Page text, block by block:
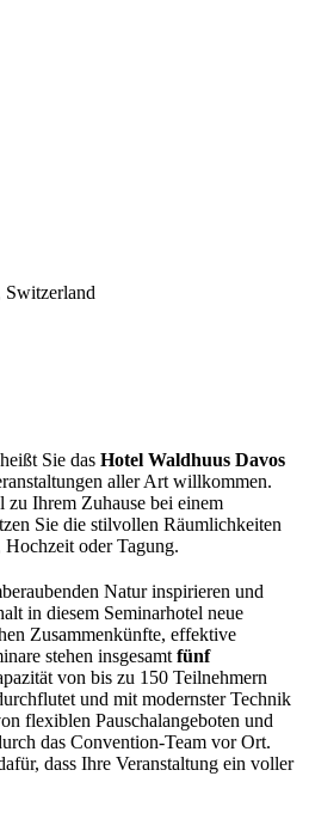
Switzerland
Sie das Hotel Waldhuus Davos
aller Art willkommen.
zu Ihrem Zuhause bei einem
Sie die stilvollen Räumlichkeiten
oder Tagung.
Natur inspirieren und
in diesem Seminarhotel neue
Zusammenkünfte, effektive
stehen insgesamt fünf
von bis zu 150 Teilnehmern
und mit modernster Technik
flexiblen Pauschalangeboten und
das Convention-Team vor Ort.
dass Ihre Veranstaltung ein voller